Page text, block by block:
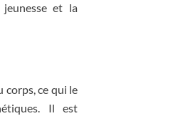
jeunesse et la
ce qui le
Il est